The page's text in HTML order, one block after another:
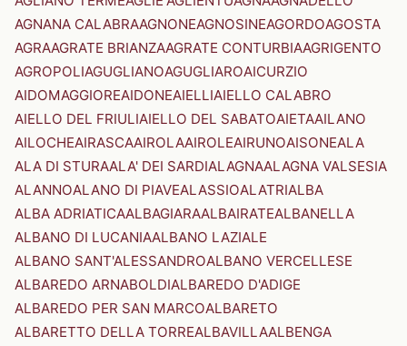
AGNANA CALABRAAGNONEAGNOSINEAGORDOAGOSTA
AGRAAGRATE BRIANZAAGRATE CONTURBIAAGRIGENTO
AGROPOLIAGUGLIANOAGUGLIAROAICURZIO
AIDOMAGGIOREAIDONEAIELLIAIELLO CALABRO
AIELLO DEL FRIULIAIELLO DEL SABATOAIETAAILANO
AILOCHEAIRASCAAIROLAAIROLEAIRUNOAISONEALA
ALA DI STURAALA' DEI SARDIALAGNAALAGNA VALSESIA
ALANNOALANO DI PIAVEALASSIOALATRIALBA
ALBA ADRIATICAALBAGIARAALBAIRATEALBANELLA
ALBANO DI LUCANIAALBANO LAZIALE
ALBANO SANT'ALESSANDROALBANO VERCELLESE
ALBAREDO ARNABOLDIALBAREDO D'ADIGE
ALBAREDO PER SAN MARCOALBARETO
ALBARETTO DELLA TORREALBAVILLAALBENGA